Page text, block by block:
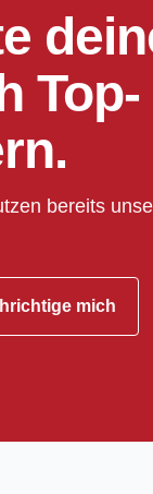
Top-
bereits
mich